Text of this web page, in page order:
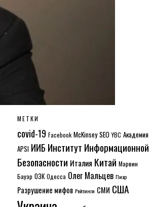
МЕТКИ
covid-19 Facebook McKinsey SEO YBC Академия
APSI ИИБ Институт Информационной
Безопасности Италия Китай Марвин
Бауэр ОЗК Одесса Олег Мальцев Пиар
Разрушение мифов Рейтинги СМИ США